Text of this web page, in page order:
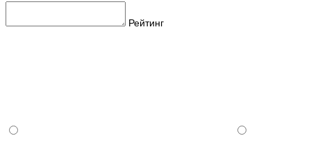
Рейтинг